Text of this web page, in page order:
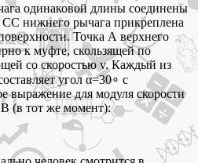
одинаковой длины соединены
нижнего рычага прикреплена
Точка A верхнего
к муфте, скользящей по
со скоростью v. Каждый из
угол α=30∘ с
выражение для модуля скорости
(в тот же момент):